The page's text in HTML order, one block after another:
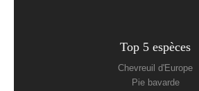
Top 5 espèces
Chevreuil d'Europe
Pie bavarde